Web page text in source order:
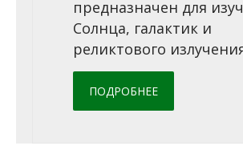
предназначен для
Солнца, галактик и
реликтового
ПОДРОБНЕЕ